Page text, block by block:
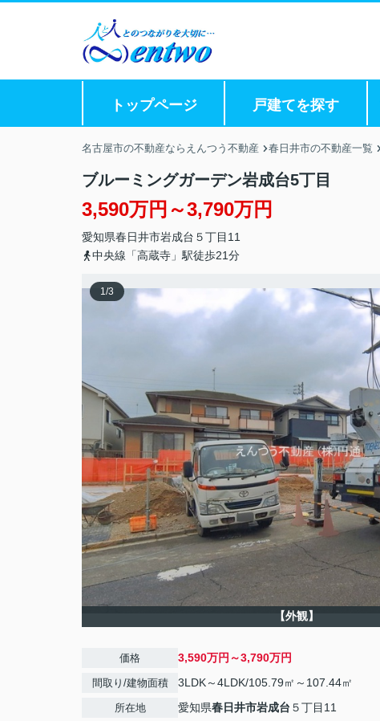
トップページ 戸建てを探す
名古屋市の不動産ならえんつう不動産 春日井市の不動産一覧
ブルーミングガーデン岩成台5丁目
3,590万円～3,790万円
愛知県春日井市岩成台 ５丁目11
中央線「高蔵寺」駅徒歩21分
1/3
【外観】
価格 3,590万円～3,790万円
間取り/建物面積 3LDK～4LDK/105.79㎡～107.44㎡
所在地 愛知県春日井市岩成台 ５丁目11